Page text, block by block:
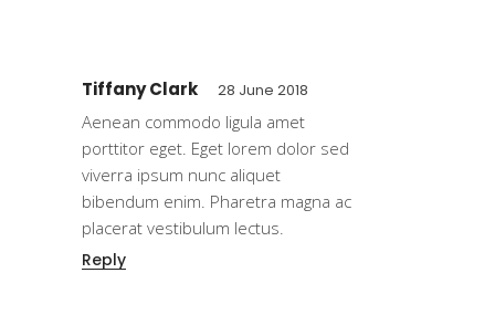
Tiffany Clark 28 June 2018
Aenean commodo ligula amet
porttitor eget. Eget lorem dolor sed
viverra ipsum nunc aliquet
bibendum enim. Pharetra magna ac
placerat vestibulum lectus.
Reply